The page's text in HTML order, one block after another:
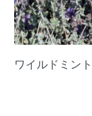
ワイルドミント